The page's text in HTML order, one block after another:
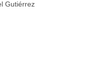
Gutiérrez